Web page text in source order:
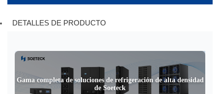
DETALLES DE PRODUCTO
Gama completa de soluciones de refrigeración de alta densidad
de Soeteck